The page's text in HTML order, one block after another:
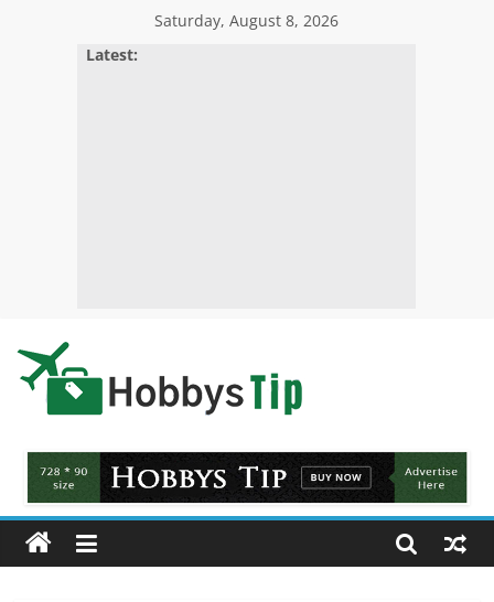
Saturday, August 8, 2026
Latest:
Hobbys
Tips
All
about
hobbies